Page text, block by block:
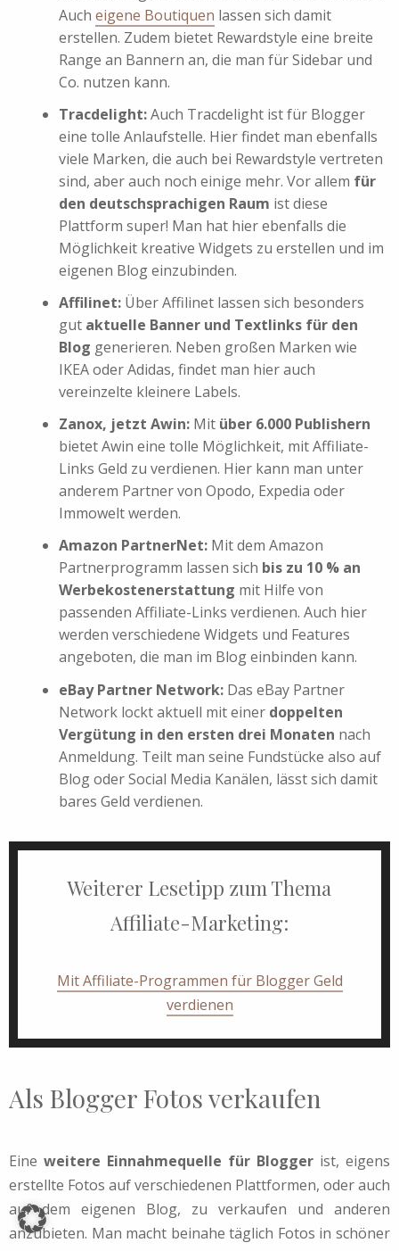
Auch eigene Boutiquen lassen sich damit
erstellen. Zudem bietet Rewardstyle eine breite
Range an Bannern an, die man für Sidebar und
Co. nutzen kann.
Tracdelight:Auch Tracdelight ist für Blogger
eine tolle Anlaufstelle. Hier findet man ebenfalls
viele Marken, die auch bei Rewardstyle vertreten
sind, aber auch noch einige mehr. Vor allem für
den deutschsprachigen Raum ist diese
Plattform super! Man hat hier ebenfalls die
Möglichkeit kreative Widgets zu erstellen und im
eigenen Blog einzubinden.
Affilinet: Über Affilinet lassen sich besonders
gut aktuelle Banner und Textlinks für den
Blog generieren. Neben großen Marken wie
IKEA oder Adidas, findet man hier auch
vereinzelte kleinere Labels.
Zanox, jetzt Awin: Mit über 6.000 Publishern
bietet Awin eine tolle Möglichkeit, mit Affiliate-
Links Geld zu verdienen. Hier kann man unter
anderem Partner von Opodo, Expedia oder
Immowelt werden.
Amazon PartnerNet: Mit dem Amazon
Partnerprogramm lassen sich bis zu 10 % an
Werbekostenerstattung mit Hilfe von
passenden Affiliate-Links verdienen. Auch hier
werden verschiedene Widgets und Features
angeboten, die man im Blog einbinden kann.
eBay Partner Network: Das eBay Partner
Network lockt aktuell mit einer doppelten
Vergütung in den ersten drei Monaten nach
Anmeldung. Teilt man seine Fundstücke also auf
Blog oder Social Media Kanälen, lässt sich damit
bares Geld verdienen.
Weiterer Lesetipp zum Thema
Affiliate-Marketing:
Mit Affiliate-Programmen für Blogger Geld
verdienen
Als Blogger Fotos verkaufen
Eine weitere Einnahmequelle für Blogger ist, eigens
erstellte Fotos auf verschiedenen Plattformen, oder auch
auf dem eigenen Blog, zu verkaufen und anderen
anzubieten. Man macht beinahe täglich Fotos in schöner